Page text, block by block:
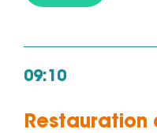
09:10
Restauration